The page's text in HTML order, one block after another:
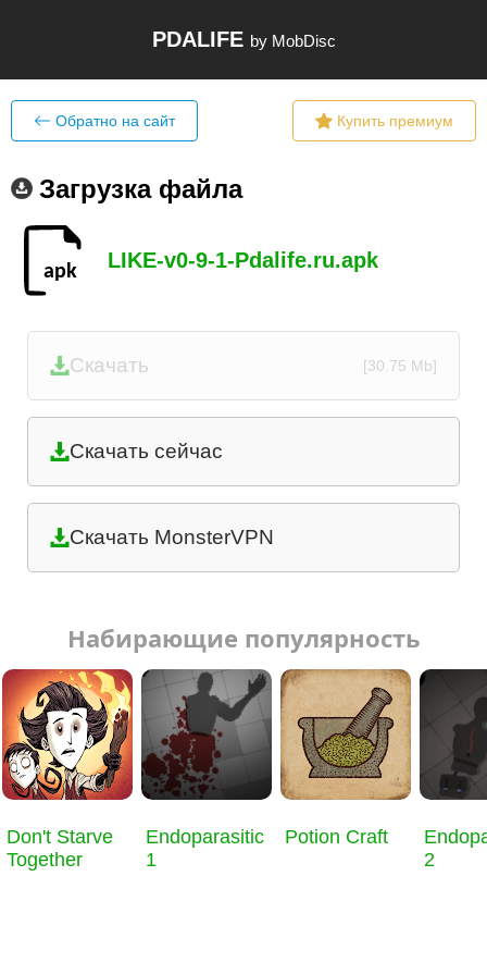
PDALIFE by MobDisc
Обратно на сайт Купить премиум
Загрузка файла
LIKE-v0-9-1-Pdalife.ru.apk
Скачать [30.75 Mb]
Скачать сейчас
Скачать MonsterVPN
Набирающие популярность
Don't Starve
Together
Endoparasitic
1
Potion Craft
2